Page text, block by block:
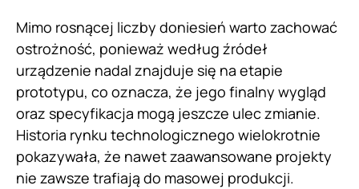
Mimo rosnącej liczby doniesień warto zachować
ostrożność, ponieważ według źródeł
urządzenie nadal znajduje się na etapie
prototypu, co oznacza, że jego finalny wygląd
oraz specyfikacja mogą jeszcze ulec zmianie.
Historia rynku technologicznego wielokrotnie
pokazywała, że nawet zaawansowane projekty
nie zawsze trafiają do masowej produkcji.